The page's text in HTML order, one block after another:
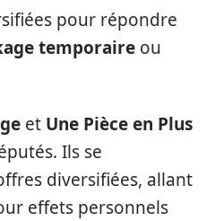
pour répondre
temporaire ou
et Une Pièce en Plus
Ils se
diversifiées, allant
effets personnels